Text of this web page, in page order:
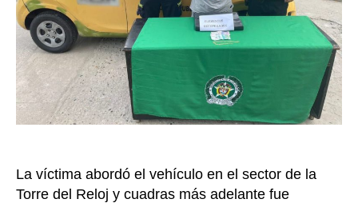
La víctima abordó el vehículo en el sector de la
Torre del Reloj y cuadras más adelante fue